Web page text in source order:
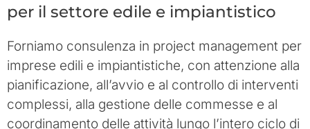
per il settore edile e impiantistico
Forniamo consulenza in project management per
imprese edili e impiantistiche, con attenzione alla
pianificazione, all’avvio e al controllo di interventi
complessi, alla gestione delle commesse e al
coordinamento delle attività lungo l’intero ciclo di